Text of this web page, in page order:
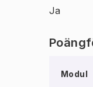
Ja
Modul